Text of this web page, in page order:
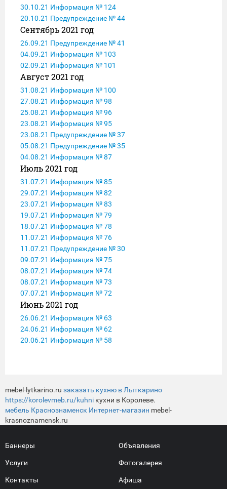
30.10.21 Информация № 124
20.10.21 Предупреждение № 44
Сентябрь 2021 год
26.09.21 Предупреждение № 41
04.09.21 Информация № 103
02.09.21 Информация № 101
Август 2021 год
31.08.21 Информация № 100
27.08.21 Информация № 98
25.08.21 Информация № 96
23.08.21 Информация № 95
23.08.21 Предупреждение № 37
05.08.21 Предупреждение № 35
04.08.21 Информация № 87
Июль 2021 год
31.07.21 Информация № 85
29.07.21 Информация № 82
23.07.21 Информация № 83
19.07.21 Информация № 79
18.07.21 Информация № 78
11.07.21 Информация № 76
11.07.21 Предупреждение № 30
09.07.21 Информация № 75
08.07.21 Информация № 74
08.07.21 Информация № 73
07.07.21 Информация № 72
Июнь 2021 год
26.06.21 Информация № 63
24.06.21 Информация № 62
20.06.21 Информация № 58
mebel-lytkarino.ru заказать кухню в Лыткарино
https://korolevmeb.ru/kuhni кухни в Королеве.
мебель Краснознаменск Интернет-магазин mebel-
krasnoznamensk.ru
Баннеры
Услуги
Контакты
Объявления
Фотогалерея
Афиша